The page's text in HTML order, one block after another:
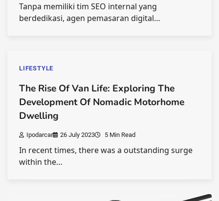
Tanpa memiliki tim SEO internal yang
berdedikasi, agen pemasaran digital…
LIFESTYLE
The Rise Of Van Life: Exploring The
Development Of Nomadic Motorhome
Dwelling
Ipodarcar 26 July 2023 5 Min Read
In recent times, there was a outstanding surge
within the…